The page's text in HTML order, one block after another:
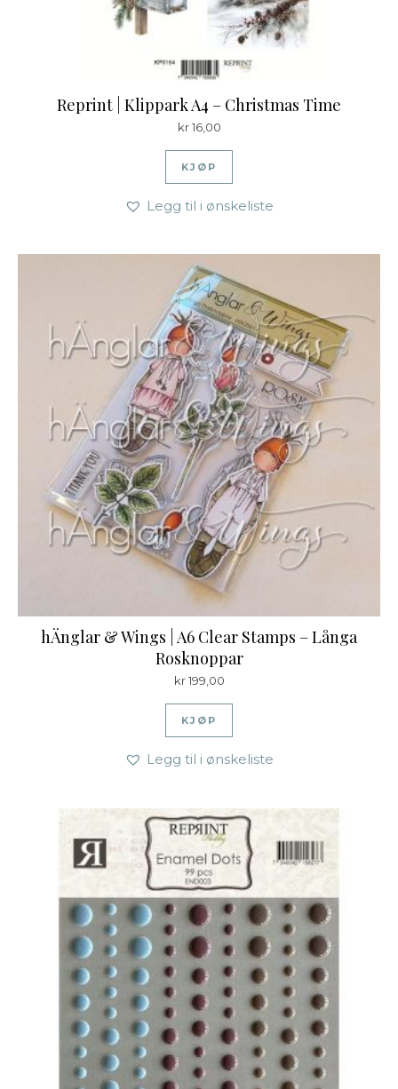
Reprint | Klippark A4 – Christmas Time
kr16,00
KJØP
Legg til i ønskeliste
hÄnglar & Wings | A6 Clear Stamps – Långa
Rosknoppar
kr199,00
KJØP
Legg til i ønskeliste